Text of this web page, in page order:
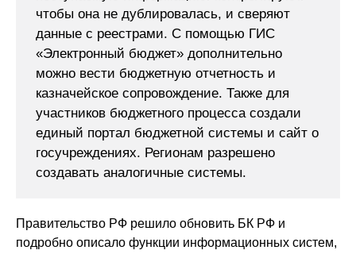
чтобы она не дублировалась, и сверяют
данные с реестрами. С помощью ГИС
«Электронный бюджет» дополнительно
можно вести бюджетную отчетность и
казначейское сопровождение. Также для
участников бюджетного процесса создали
единый портал бюджетной системы и сайт о
госучреждениях. Регионам разрешено
создавать аналогичные системы.
Правительство РФ решило обновить БК РФ и
подробно описало функции информационных систем,